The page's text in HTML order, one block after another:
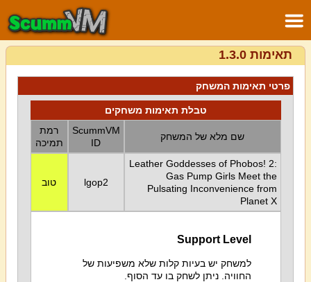
תאימות 1.3.0
פרטי תאימות המשחק
טבלת תאימות משחקים
שם מלא של המשחק
ScummVM
ID
רמת
תמיכה
Leather Goddesses of Phobos! 2:
Gas Pump Girls Meet the
Pulsating Inconvenience from
Planet X
lgop2 טוב
Support Level
למשחק יש בעיות קלות שלא משפיעות של
החוויה. ניתן לשחק בו עד הסוף.